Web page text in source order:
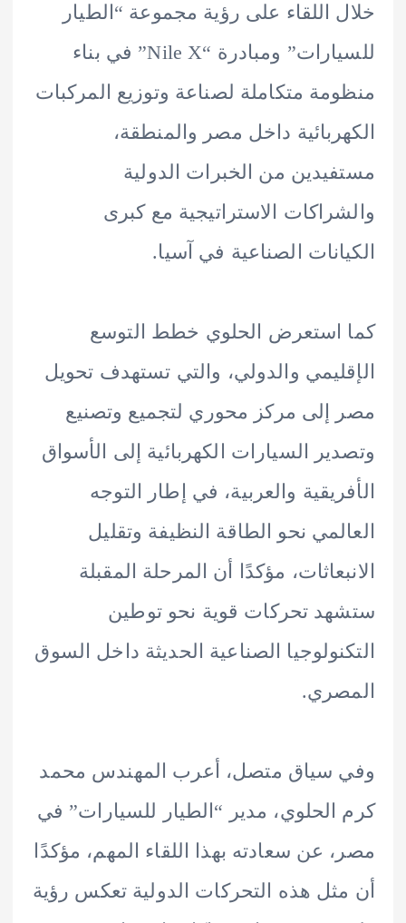
اللقاء على رؤية مجموعة “الطيار
للسيارات” ومبادرة “Nile X” في بناء
متكاملة لصناعة وتوزيع المركبات
داخل مصر والمنطقة،
من الخبرات الدولية
الاستراتيجية مع كبرى
الصناعية في آسيا.
استعرض الحلوي خطط التوسع
والدولي، والتي تستهدف تحويل
إلى مركز محوري لتجميع وتصنيع
السيارات الكهربائية إلى الأسواق
والعربية، في إطار التوجه
نحو الطاقة النظيفة وتقليل
مؤكدًا أن المرحلة المقبلة
تحركات قوية نحو توطين
الصناعية الحديثة داخل السوق
سياق متصل، أعرب المهندس محمد
مدير “الطيار للسيارات” في
عن سعادته بهذا اللقاء المهم، مؤكدًا
هذه التحركات الدولية تعكس رؤية